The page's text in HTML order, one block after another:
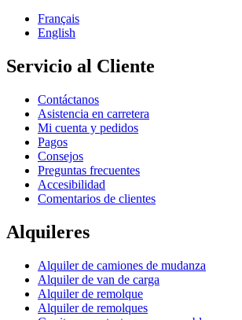
Français
English
Servicio al Cliente
Contáctanos
Asistencia en carretera
Mi cuenta y pedidos
Pagos
Consejos
Preguntas frecuentes
Accesibilidad
Comentarios de clientes
Alquileres
Alquiler de camiones de mudanza
Alquiler de van de carga
Alquiler de remolque
Alquiler de remolques